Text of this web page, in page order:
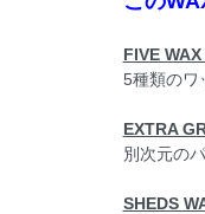
FIVE
5種類のワ
EXTRA
別次元の
SHEDS